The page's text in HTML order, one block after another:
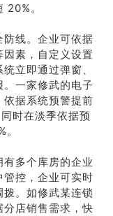
。
线。企业可依据
素，自定义设置
立即通过弹窗、
一家修武的电子
据系统预警提前
时在淡季依据预
多个库房的企业
控，企业可实时
。如修武某连锁
店销售需求，快